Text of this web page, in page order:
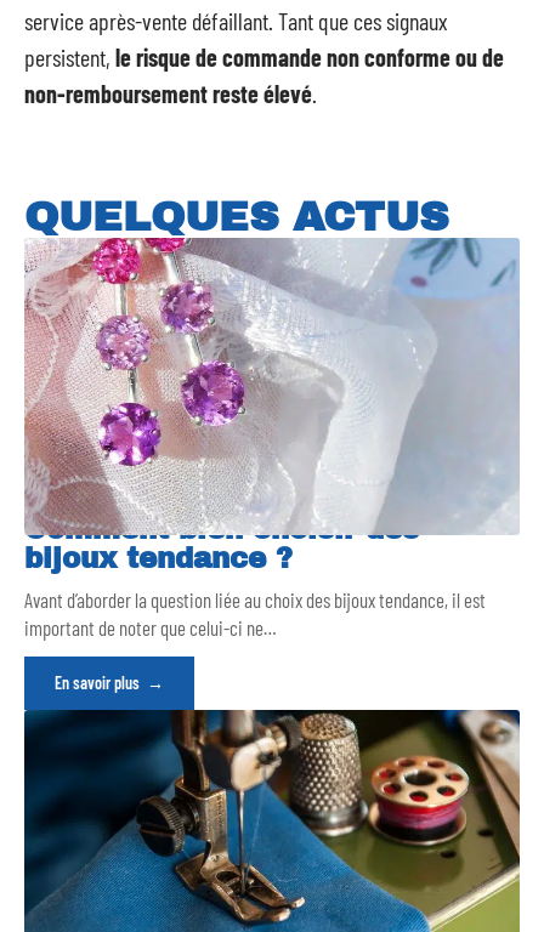
service après-vente défaillant. Tant que ces signaux
persistent, le risque de commande non conforme ou de
non-remboursement reste élevé.
QUELQUES ACTUS
Comment bien choisir des
bijoux tendance ?
Avant d’aborder la question liée au choix des bijoux tendance, il est
important de noter que celui-ci ne…
En savoir plus